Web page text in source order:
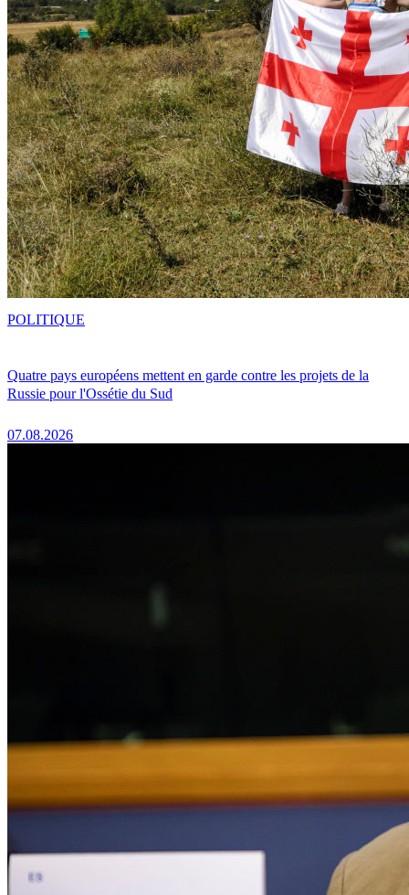
Quatre pays européens mettent en garde contre les projets de la
Russie pour l'Ossétie du Sud
07.08.2026
POLITIQUE